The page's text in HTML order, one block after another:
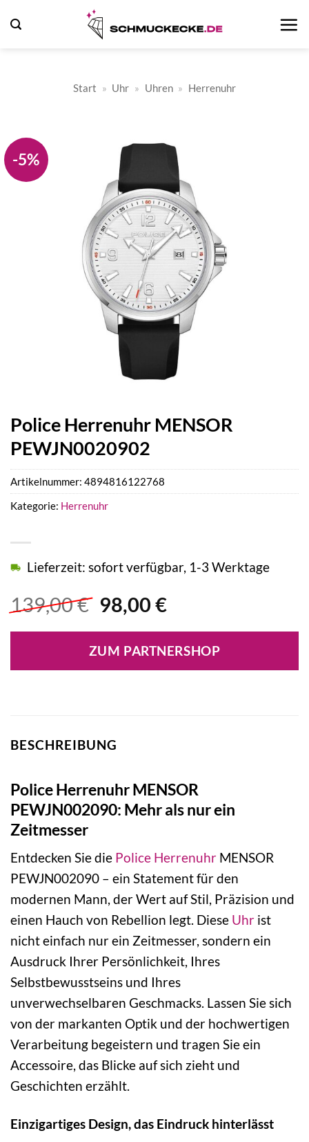
Inhalt
Start » Uhr » Uhren » Herrenuhr
-5%
Police Herrenuhr MENSOR
PEWJN0020902
139,00€ Ursprünglicher
war:
139,00 €
98,00 €Aktueller
ist:
98,00 €.
Lieferzeit: sofort verfügbar, 1-3 Werktage
ZUM PARTNERSHOP
Artikelnummer: 4894816122768
Kategorie: Herrenuhr
BESCHREIBUNG
Police Herrenuhr MENSOR
PEWJN002090: Mehr als nur ein
Zeitmesser
Entdecken Sie die Police Herrenuhr MENSOR
PEWJN002090 – ein Statement für den
modernen Mann, der Wert auf Stil, Präzision und
einen Hauch von Rebellion legt. Diese Uhr ist
nicht einfach nur ein Zeitmesser, sondern ein
Ausdruck Ihrer Persönlichkeit, Ihres
Selbstbewusstseins und Ihres
unverwechselbaren Geschmacks. Lassen Sie sich
von der markanten Optik und der hochwertigen
Verarbeitung begeistern und tragen Sie ein
Accessoire, das Blicke auf sich zieht und
Geschichten erzählt.
Einzigartiges Design, das Eindruck hinterlässt